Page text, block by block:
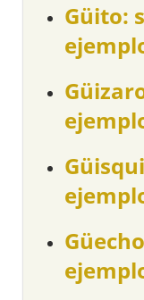
Güito: